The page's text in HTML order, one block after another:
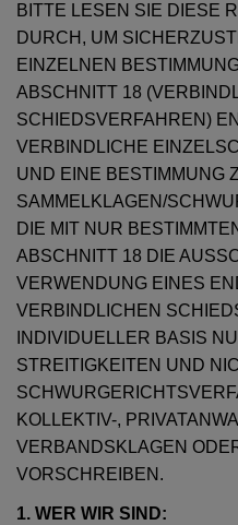
BITTE LESEN SIE DIESE
DURCH, UM
EINZELNEN
ABSCHNITT 18
SCHIEDSVERFAHREN)
VERBINDLICHE
UND EINE BESTIMMUNG
SAMMELKLAGEN/
DIE MIT NUR
ABSCHNITT 18 DIE
VERWENDUNG EINES
VERBINDLICHEN
INDIVIDUELLER BASIS
STREITIGKEITEN UND
KOLLEKTIV-,
VERBANDSKLAGEN
VORSCHREIBEN.
1. WER WIR SIND: